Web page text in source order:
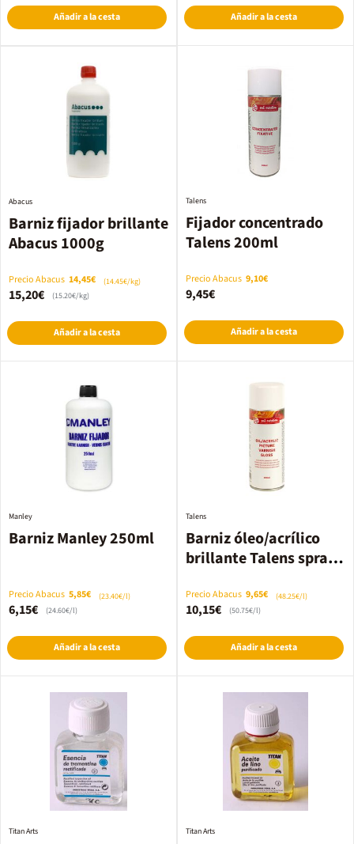
Añadir a la cesta Añadir a la cesta
Barniz fijador brillante
Abacus 1000g
Abacus
Precio Abacus 14,45€ (14.45€/kg)
15,20€ (15.20€/kg)
Añadir a la cesta
Fijador concentrado
Talens 200ml
Talens
Precio Abacus 9,10€
9,45€
Añadir a la cesta
Barniz Manley 250ml
Manley
Precio Abacus 5,85€ (23.40€/l)
6,15€ (24.60€/l)
Añadir a la cesta
Barniz óleo/acrílico
brillante Talens spray
Talens
Precio Abacus 9,65€ (48.25€/l)
10,15€ (50.75€/l)
Añadir a la cesta
Titan Arts Titan Arts